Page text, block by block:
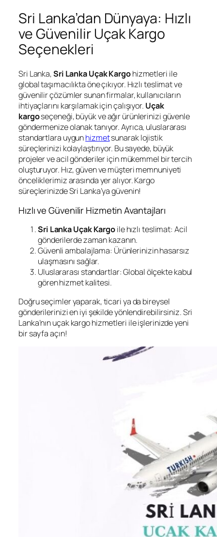
Sri Lanka’dan Dünyaya: Hızlı
ve Güvenilir Uçak Kargo
Seçenekleri
Sri Lanka,Sri Lanka Uçak Kargohizmetleri ile
global taşımacılıkta öne çıkıyor. Hızlı teslimat ve
güvenilir çözümler sunan firmalar, kullanıcıların
ihtiyaçlarını karşılamak için çalışıyor. Uçak
kargoseçeneği, büyük ve ağır ürünlerinizi güvenle
göndermenize olanak tanıyor. Ayrıca, uluslararası
standartlara uygunhizmetsunarak lojistik
süreçlerinizi kolaylaştırıyor. Bu sayede, büyük
projeler ve acil gönderiler için mükemmel bir tercih
oluşturuyor. Hız, güven ve müşteri memnuniyeti
önceliklerimiz arasında yer alıyor. Kargo
süreçlerinizde Sri Lanka’ya güvenin!
Hızlı ve Güvenilir Hizmetin Avantajları
Sri Lanka Uçak Kargoile hızlı teslimat: Acil
gönderilerde zaman kazanın.
Güvenli ambalajlama: Ürünlerinizin hasarsız
ulaşmasını sağlar.
Uluslararası standartlar: Global ölçekte kabul
gören hizmet kalitesi.
Doğru seçimler yaparak, ticari ya da bireysel
gönderilerinizi en iyi şekilde yönlendirebilirsiniz. Sri
Lanka’nın uçak kargo hizmetleri ile işlerinizde yeni
bir sayfa açın!